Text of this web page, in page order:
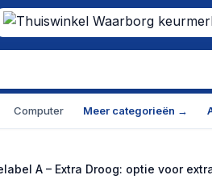
Computer Meer categorieën →
A – Extra Droog: optie voor